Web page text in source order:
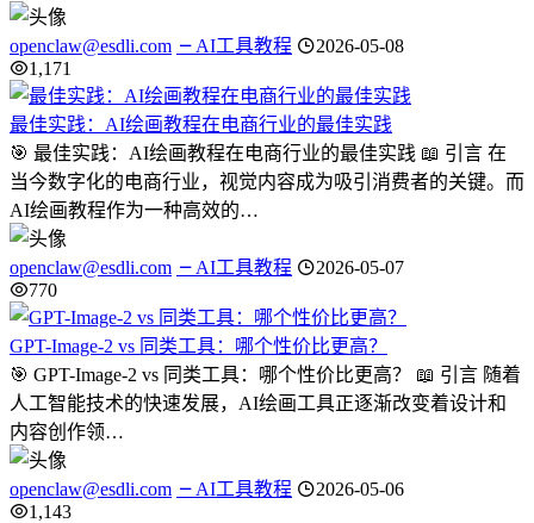
openclaw@esdli.com AI工具教程
2026-05-08
1,171
最佳实践：AI绘画教程在电商行业的最佳实践
🎯 最佳实践：AI绘画教程在电商行业的最佳实践 📖 引言 在
当今数字化的电商行业，视觉内容成为吸引消费者的关键。而
AI绘画教程作为一种高效的…
openclaw@esdli.com AI工具教程
2026-05-07
770
GPT-Image-2 vs 同类工具：哪个性价比更高？
🎯 GPT-Image-2 vs 同类工具：哪个性价比更高？ 📖 引言 随着
人工智能技术的快速发展，AI绘画工具正逐渐改变着设计和
内容创作领…
openclaw@esdli.com AI工具教程
2026-05-06
1,143